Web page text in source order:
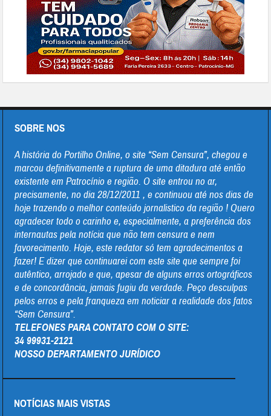
SOBRE NOS
A história do Portilho Online, o site “Sem Censura”, chegou e
marcou definitivamente a ruptura de uma ditadura até então
existente em Patrocínio e região. O site entrou no ar,
precisamente, no dia 28/12/2011 , e continuou até nos dias de
hoje trazendo o melhor conteúdo jornalistico da região ! Quero
agradecer todo o carinho e, especialmente, a preferência dos
internautas pela notícia que não tem censura e nem
favorecimento. Hoje, este redator só tem agradecimentos a
fazer! E dizer que continuarei com este site que sempre foi
autêntico, arrojado e que, apesar de alguns erros ortográficos
e de concordância, jamais fugiu da verdade. Peço desculpas
pelos erros e pela franqueza em noticiar a realidade dos fatos
“Sem Censura”.
TELEFONES PARA CONTATO COM O SITE:
34 99931-2121
NOSSO DEPARTAMENTO JURÍDICO
NOTÍCIAS MAIS VISTAS